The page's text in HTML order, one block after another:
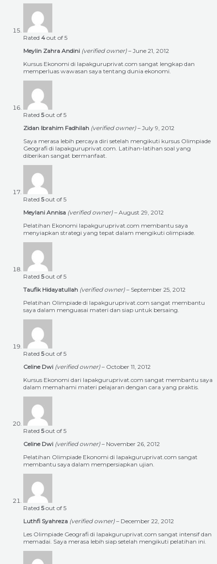
Rated 4 out of 5
Meylin Zahra Andini (verified owner) – June 21, 2012
Kursus Ekonomi di lapakguruprivat.com sangat lengkap dan
memperluas wawasan saya tentang dunia ekonomi.
Rated 5out of 5
Zidan Ibrahim Fadhilah (verified owner) – July 9, 2012
Saya merasa lebih percaya diri setelah mengikuti kursus Olimpiade
Geografi di lapakguruprivat.com. Latihan-latihan soal yang
diberikan sangat bermanfaat.
Rated 5out of 5
Meylani Annisa (verified owner) – August 29, 2012
Pelatihan Ekonomi lapakguruprivat.com membantu saya
menyiapkan strategi yang tepat dalam mengikuti olimpiade.
Rated 5out of 5
Taufik Hidayatullah (verified owner) – September 25, 2012
Pelatihan Olimpiade di lapakguruprivat.com sangat membantu
saya dalam menguasai materi dan siap untuk bersaing.
Rated 5out of 5
Celine Dwi (verified owner) – October 11, 2012
Kursus Ekonomi dari lapakguruprivat.com sangat membantu saya
dalam memahami materi pelajaran dengan cara yang praktis.
Rated 5out of 5
Celine Dwi (verified owner) – November 26, 2012
Pelatihan Olimpiade Ekonomi di lapakguruprivat.com sangat
membantu saya dalam mempersiapkan ujian.
Rated 5out of 5
Luthfi Syahreza (verified owner) – December 22, 2012
Les Olimpiade Geografi di lapakguruprivat.com sangat intensif dan
memadai. Saya merasa lebih siap setelah mengikuti pelatihan ini.